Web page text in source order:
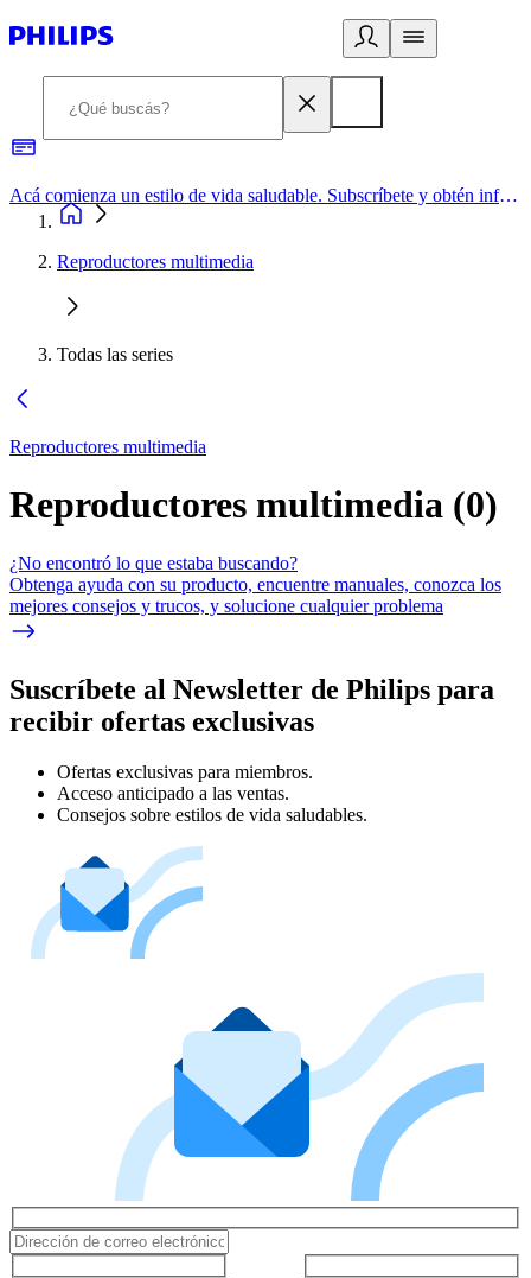
Acá comienza un estilo de vida saludable. Subscríbete y obtén información de primera mano
Reproductores multimedia
Todas las series
Reproductores multimedia
Reproductores multimedia (0)
¿No encontró lo que estaba buscando?
Obtenga ayuda con su producto, encuentre manuales, conozca los
mejores consejos y trucos, y solucione cualquier problema
Suscríbete al Newsletter de Philips para
recibir ofertas exclusivas
Ofertas exclusivas para miembros.
Acceso anticipado a las ventas.
Consejos sobre estilos de vida saludables.